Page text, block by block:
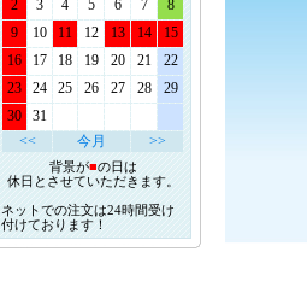
2
3 4 5 6 7
8
9
10 11 12 13 14
15
16
17 18 19 20 21
22
23
24 25 26 27 28
29
30
31
<<
今月 >>
背景が■の日は
休日とさせていただきます。
ネットでの注文は24時間受け
付けております！